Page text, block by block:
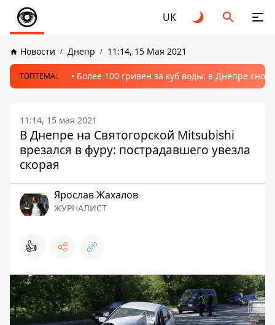
UK
Новости Днепр 11:14, 15 Мая 2021
ТОПТЕМА: Более 100 гривен за куб воды: в Днепре
11:14, 15 мая 2021
В Днепре на Святогорской Mitsubishi
врезался в фуру: пострадавшего увезла
скорая
Ярослав Жахалов
ЖУРНАЛИСТ
👍